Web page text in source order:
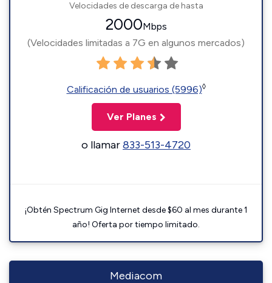
Velocidades de descarga de hasta
2000Mbps
(Velocidades limitadas a 7G en algunos mercados)
Calificación de usuarios (5996)◊
Ver Planes
o llamar833-513-4720
¡Obtén Spectrum Gig Internet desde $60 al mes durante 1
año! Oferta por tiempo limitado.
Mediacom